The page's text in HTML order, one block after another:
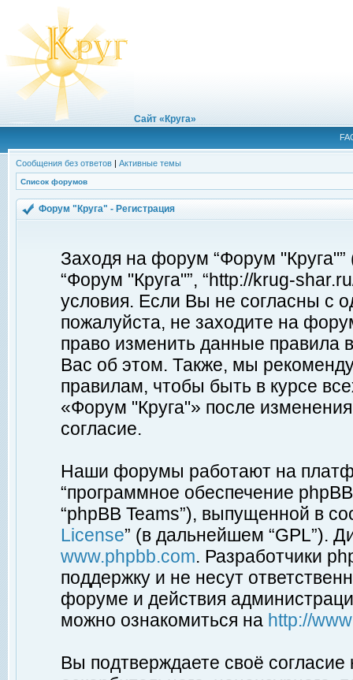
Сайт «Круга»
Сообщения без ответов | Активные темы
Список форумов
Форум "Круга" - Регистрация
Заходя на форум “Форум
“Форум "Круга"”, “http://krug-
условия. Если Вы не согласны с
пожалуйста, не заходите на
право изменить данные правила
Вас об этом. Также, мы
правилам, чтобы быть в курсе
«Форум "Круга"» после
согласие.
Наши форумы работают на
“программное обеспечение
“phpBB Teams”), выпущенной в
License” (в дальнейшем “GPL”).
www.phpbb.com. Разработчики
поддержку и не несут
форуме и действия
можно ознакомиться на http://
Вы подтверждаете своё